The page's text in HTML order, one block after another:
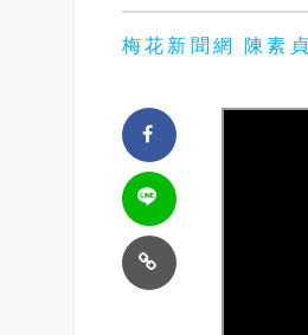
梅花新聞網 陳素